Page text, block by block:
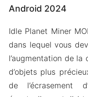
Android 2024
Idle Planet Miner
dans lequel vous
l’augmentation de
d’objets plus
de l’écrasement